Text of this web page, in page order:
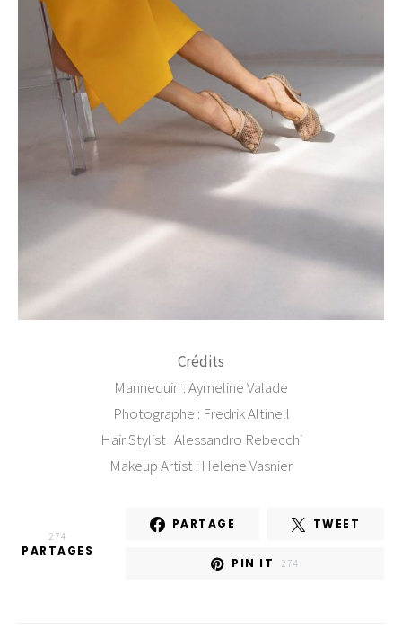
Crédits
Mannequin : Aymeline Valade
Photographe : Fredrik Altinell
Hair Stylist : Alessandro Rebecchi
Makeup Artist : Helene Vasnier
274
PARTAGES
PARTAGE TWEET
PIN IT 274